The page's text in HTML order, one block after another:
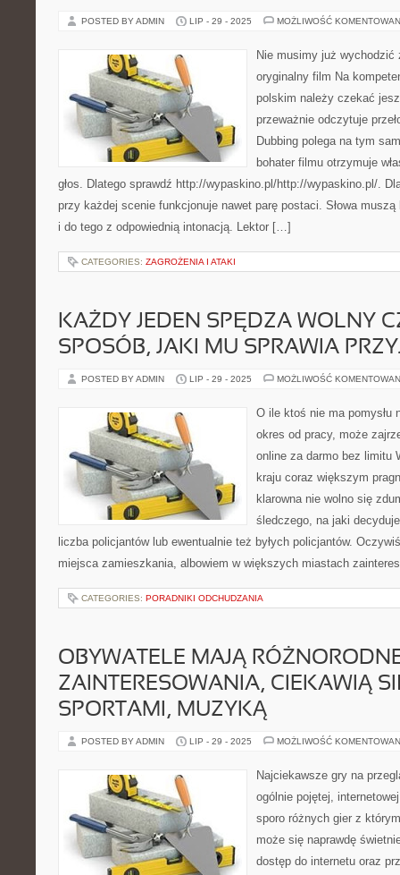
POSTED BY ADMIN LIP - 29 - 2025 MOŻLIWOŚĆ
Nie musimy już
oryginalny film Na
polskim należy czekać
przeważnie odczytuje
Dubbing polega na tym
bohater filmu otrzymuje
głos. Dlatego sprawdź http://wypaskino.pl/http://wypaskino.pl/.
przy każdej scenie funkcjonuje nawet parę postaci. Słowa
i do tego z odpowiednią intonacją. Lektor […]
CATEGORIES: ZAGROŻENIA I ATAKI
KAŻDY JEDEN SPĘDZA WOLNY
SPOSÓB, JAKI MU SPRAWIA
POSTED BY ADMIN LIP - 29 - 2025 MOŻLIWOŚĆ
O ile ktoś nie ma pomysłu
okres od pracy, może
online za darmo bez limitu
kraju coraz większym
klarowna nie wolno się
śledczego, na jaki
liczba policjantów lub ewentualnie też byłych policjantów.
miejsca zamieszkania, albowiem w większych miastach
CATEGORIES: PORADNIKI ODCHUDZANIA
OBYWATELE MAJĄ
ZAINTERESOWANIA, CIEKAWIĄ
SPORTAMI, MUZYKĄ
POSTED BY ADMIN LIP - 29 - 2025 MOŻLIWOŚĆ
Najciekawsze gry na
ogólnie pojętej,
sporo różnych gier z
może się naprawdę
dostęp do internetu oraz